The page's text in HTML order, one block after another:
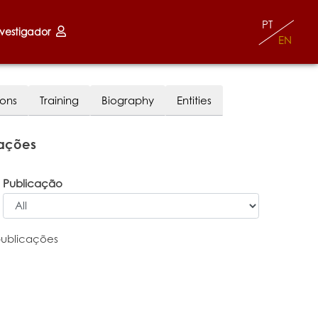
EN
PT
Training Biography Entities
Publicação